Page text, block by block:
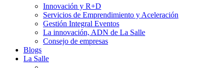
Innovación y R+D
Servicios de Emprendimiento y Aceleración
Gestión Integral Eventos
La innovación, ADN de La Salle
Consejo de empresas
Blogs
La Salle